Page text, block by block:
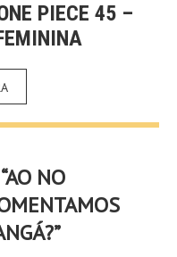
PIECE 45 –
AO NO
”